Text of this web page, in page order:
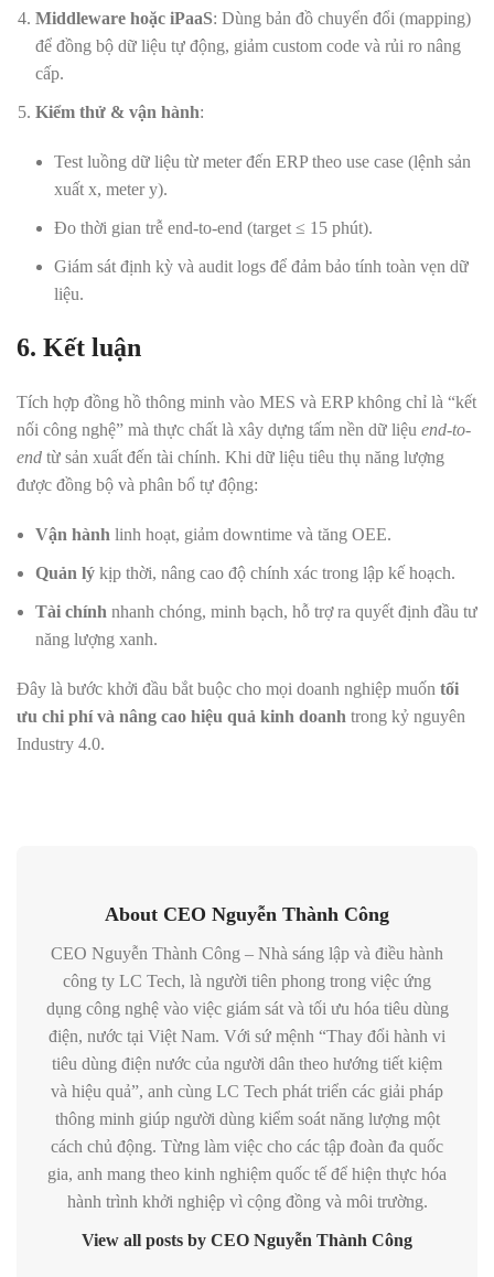
Middleware hoặc iPaaS: Dùng bản đồ chuyển đổi (mapping)
để đồng bộ dữ liệu tự động, giảm custom code và rủi ro nâng
cấp.
Kiểm thử & vận hành:
Test luồng dữ liệu từ meter đến ERP theo use case (lệnh sản
xuất x, meter y).
Đo thời gian trễ end-to-end (target ≤ 15 phút).
Giám sát định kỳ và audit logs để đảm bảo tính toàn vẹn dữ
liệu.
6. Kết luận
Tích hợp đồng hồ thông minh vào MES và ERP không chỉ là “kết
nối công nghệ” mà thực chất là xây dựng tấm nền dữ liệu end-to-
end từ sản xuất đến tài chính. Khi dữ liệu tiêu thụ năng lượng
được đồng bộ và phân bổ tự động:
Vận hành linh hoạt, giảm downtime và tăng OEE.
Quản lý kịp thời, nâng cao độ chính xác trong lập kế hoạch.
Tài chính nhanh chóng, minh bạch, hỗ trợ ra quyết định đầu tư
năng lượng xanh.
Đây là bước khởi đầu bắt buộc cho mọi doanh nghiệp muốn tối
ưu chi phí và nâng cao hiệu quả kinh doanh trong kỷ nguyên
Industry 4.0.
About CEO Nguyễn Thành Công
CEO Nguyễn Thành Công – Nhà sáng lập và điều hành
công ty LC Tech, là người tiên phong trong việc ứng
dụng công nghệ vào việc giám sát và tối ưu hóa tiêu dùng
điện, nước tại Việt Nam. Với sứ mệnh “Thay đổi hành vi
tiêu dùng điện nước của người dân theo hướng tiết kiệm
và hiệu quả”, anh cùng LC Tech phát triển các giải pháp
thông minh giúp người dùng kiểm soát năng lượng một
cách chủ động. Từng làm việc cho các tập đoàn đa quốc
gia, anh mang theo kinh nghiệm quốc tế để hiện thực hóa
hành trình khởi nghiệp vì cộng đồng và môi trường.
View all posts by CEO Nguyễn Thành Công